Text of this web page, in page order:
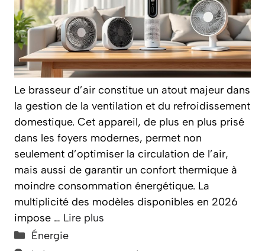
Le brasseur d’air constitue un atout majeur dans
la gestion de la ventilation et du refroidissement
domestique. Cet appareil, de plus en plus prisé
dans les foyers modernes, permet non
seulement d’optimiser la circulation de l’air,
mais aussi de garantir un confort thermique à
moindre consommation énergétique. La
multiplicité des modèles disponibles en 2026
impose … Lire plus
Catégories
Énergie